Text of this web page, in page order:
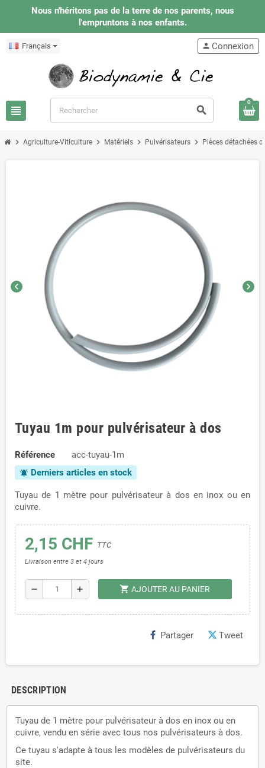
Nous n'héritons pas de la terre de nos parents, nous
l'empruntons à nos enfants.
Français
view_headline search
person Connexion
0
chevron_right Agriculture-Viticulture chevron_right Matériels chevron_right Pulvérisateurs chevron_right Pièces détachées
chevron_left chevron_right
Tuyau 1m pour pulvérisateur à dos
Référence acc-tuyau-1m
notifications_active Derniers articles en stock
Tuyau de 1 mètre pour pulvérisateur à dos en inox ou en
cuivre.
2,15 CHF TTC
Livraison entre 3 et 4 jours
remove add shopping_cart AJOUTER AU PANIER
Partager Tweet
DESCRIPTION
Tuyau de 1 mètre pour pulvérisateur à dos en inox ou en
cuivre, vendu en série avec tous nos pulvérisateurs à dos.
Ce tuyau s'adapte à tous les modèles de pulvérisateurs du
site.